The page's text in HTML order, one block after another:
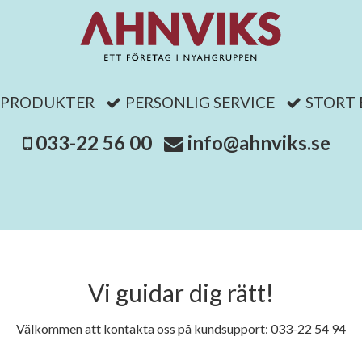
PERSONLIG SERVICE STORT
033-22 56 00 info@ahnviks.se
Vi guidar dig rätt!
Välkommen att kontakta oss på kundsupport: 033-22 54 94